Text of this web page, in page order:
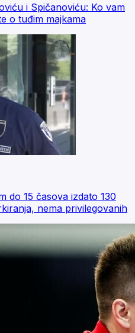
i Spičanoviću: Ko vam
o tuđim majkama
do 15 časova izdato 130
nema privilegovanih